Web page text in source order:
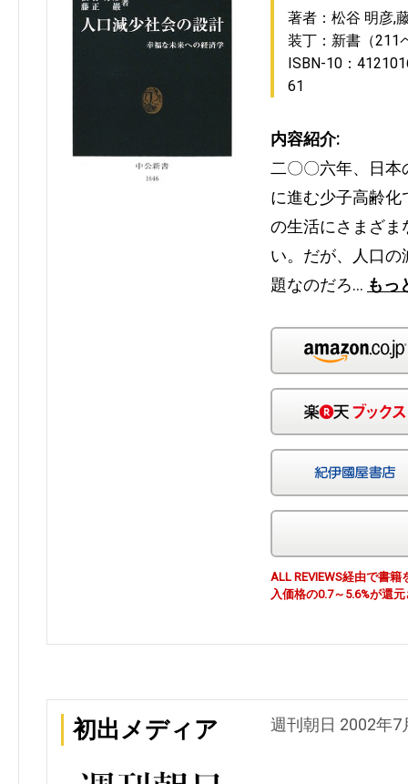
著者：松谷 明彦,
装丁：新書（211
ISBN-10：
61
内容紹介:
二〇〇六年、日
に進む少子高齢
の生活にさまざま
い。だが、人口
題なのだろ… もっ
ALL REVIEWS経由で書
入価格の0.7～5.6%が還
初出メディア 週刊朝日 2002年7